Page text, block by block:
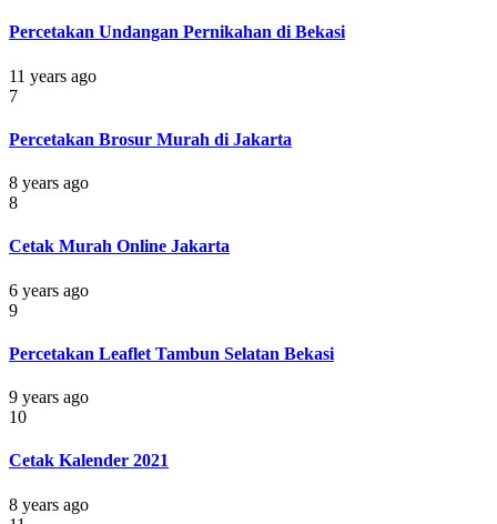
Percetakan Undangan Pernikahan di Bekasi
11 years ago
7
Percetakan Brosur Murah di Jakarta
8 years ago
8
Cetak Murah Online Jakarta
6 years ago
9
Percetakan Leaflet Tambun Selatan Bekasi
9 years ago
10
Cetak Kalender 2021
8 years ago